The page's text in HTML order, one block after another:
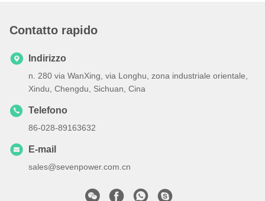
Contatto rapido
Indirizzo
n. 280 via WanXing, via Longhu, zona industriale orientale,
Xindu, Chengdu, Sichuan, Cina
Telefono
86-028-89163632
E-mail
sales@sevenpower.com.cn